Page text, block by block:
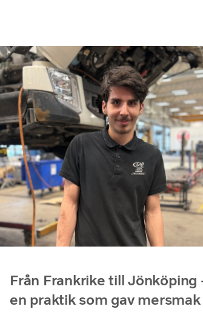
Från Frankrike till Jönköping
en praktik som gav mersmak